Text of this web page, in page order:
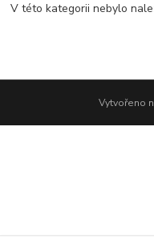
V této kategorii nebylo
Vytvořeno